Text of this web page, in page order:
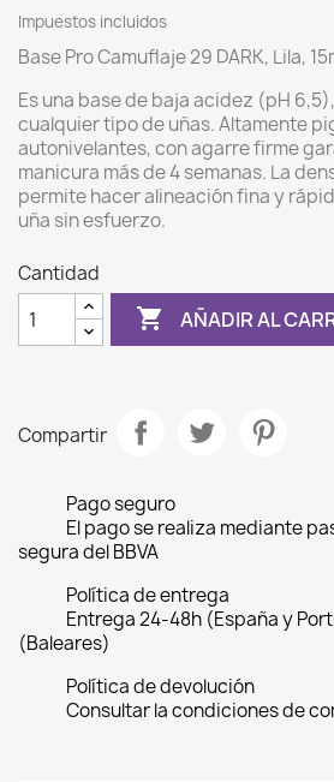
Impuestos incluidos
Base Pro Camuflaje 29 DARK, Lila,
Es una base de baja acidez (pH
cualquier tipo de uñas. Altamente
autonivelantes, con agarre firme
manicura más de 4 semanas. La
permite hacer alineación fina y
uña sin esfuerzo.
Cantidad
 AÑADIR AL
Compartir
Pago seguro
El pago se realiza mediante
segura del BBVA
Política de entrega
Entrega 24-48h (España y
(Baleares)
Política de devolución
Consultar la condiciones de